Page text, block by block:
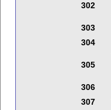
302
303
304
305
306
307